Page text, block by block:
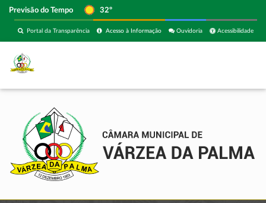
Previsão do Tempo 32º
Acessibilidade
Ouvidoria
Acesso à Informação
Portal da Transparência